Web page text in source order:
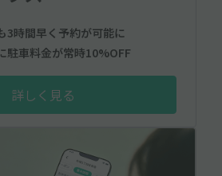
3時間早く予約が可能に
駐車料金が常時10%OFF
詳しく見る